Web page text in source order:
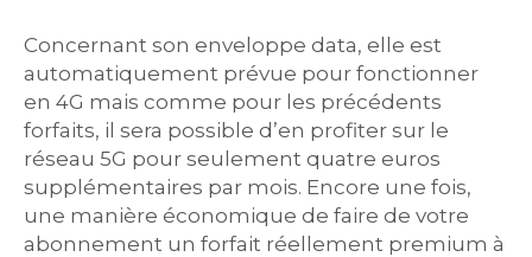
Concernant son enveloppe data, elle est
automatiquement prévue pour fonctionner
en 4G mais comme pour les précédents
forfaits, il sera possible d’en profiter sur le
réseau 5G pour seulement quatre euros
supplémentaires par mois. Encore une fois,
une manière économique de faire de votre
abonnement un forfait réellement premium à